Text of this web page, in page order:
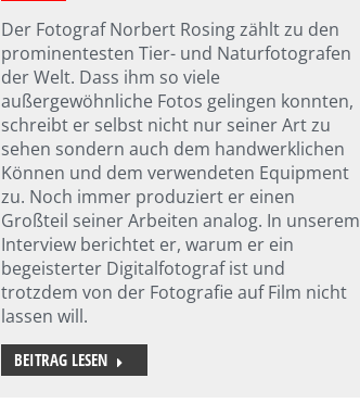
Der Fotograf Norbert Rosing zählt zu den
prominentesten Tier- und Naturfotografen
der Welt. Dass ihm so viele
außergewöhnliche Fotos gelingen konnten,
schreibt er selbst nicht nur seiner Art zu
sehen sondern auch dem handwerklichen
Können und dem verwendeten Equipment
zu. Noch immer produziert er einen
Großteil seiner Arbeiten analog. In unserem
Interview berichtet er, warum er ein
begeisterter Digitalfotograf ist und
trotzdem von der Fotografie auf Film nicht
lassen will.
BEITRAG LESEN